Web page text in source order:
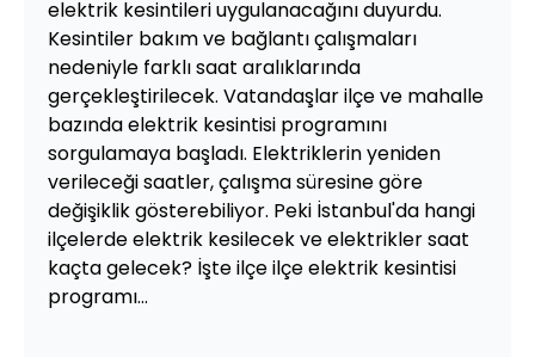
elektrik kesintileri uygulanacağını duyurdu.
Kesintiler bakım ve bağlantı çalışmaları
nedeniyle farklı saat aralıklarında
gerçekleştirilecek. Vatandaşlar ilçe ve mahalle
bazında elektrik kesintisi programını
sorgulamaya başladı. Elektriklerin yeniden
verileceği saatler, çalışma süresine göre
değişiklik gösterebiliyor. Peki İstanbul'da hangi
ilçelerde elektrik kesilecek ve elektrikler saat
kaçta gelecek? İşte ilçe ilçe elektrik kesintisi
programı...